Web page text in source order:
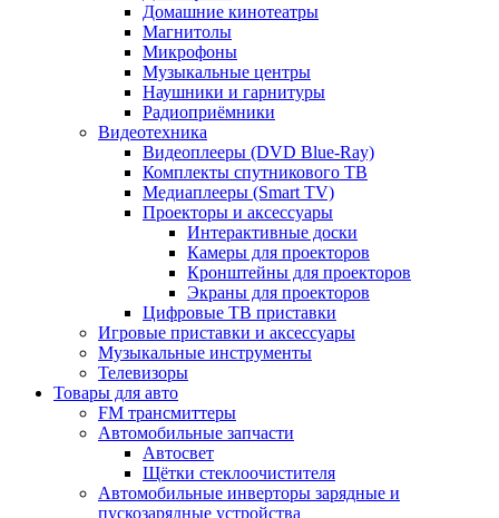
Домашние кинотеатры
Магнитолы
Микрофоны
Музыкальные центры
Наушники и гарнитуры
Радиоприёмники
Видеотехника
Видеоплееры (DVD Blue-Ray)
Комплекты спутникового ТВ
Медиаплееры (Smart TV)
Проекторы и аксессуары
Интерактивные доски
Камеры для проекторов
Кронштейны для проекторов
Экраны для проекторов
Цифровые ТВ приставки
Игровые приставки и аксессуары
Музыкальные инструменты
Телевизоры
Товары для авто
FM трансмиттеры
Автомобильные запчасти
Автосвет
Щётки стеклоочистителя
Автомобильные инверторы зарядные и
пускозарядные устройства